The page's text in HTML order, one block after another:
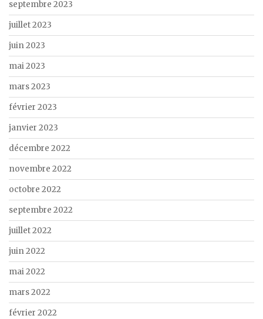
septembre 2023
juillet 2023
juin 2023
mai 2023
mars 2023
février 2023
janvier 2023
décembre 2022
novembre 2022
octobre 2022
septembre 2022
juillet 2022
juin 2022
mai 2022
mars 2022
février 2022